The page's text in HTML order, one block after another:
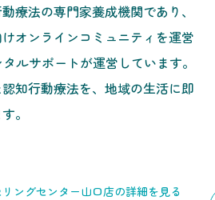
療法の専門家養成機関であり、
オンラインコミュニティを運営
ルサポートが運営しています。
知行動療法を、地域の生活に即
。
ングセンター山口店の詳細を見る